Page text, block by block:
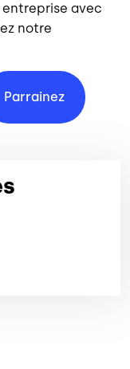
avec
notre
Parrainez